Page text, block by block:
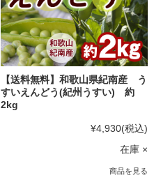
【送料無料】和歌山県紀南産 う
すいえんどう(紀州うすい) 約
2kg
¥4,930(税込)
在庫 ×
商品を見る